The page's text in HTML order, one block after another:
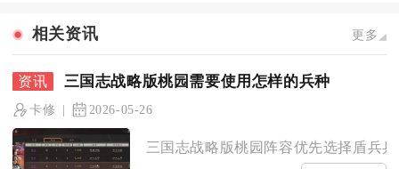
相关资讯 更多
三国志战略版桃园需要使用怎样的兵种
卡修 2026-05-26
三国志战略版桃园阵容优先选择盾兵